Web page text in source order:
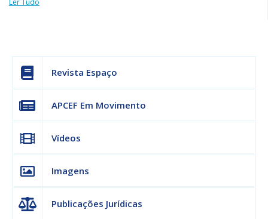
Ler Tudo
Revista Espaço
APCEF Em Movimento
Vídeos
Imagens
Publicações Jurídicas